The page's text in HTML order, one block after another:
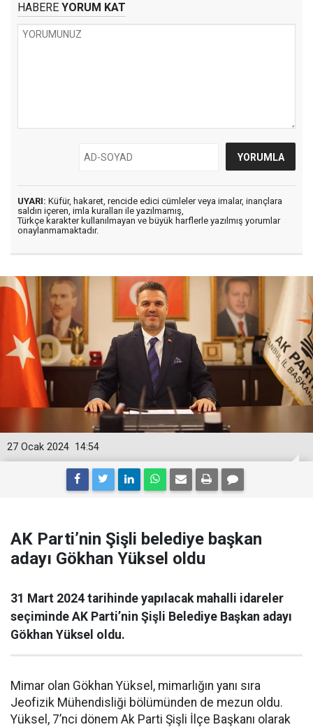
HABERE YORUM KAT
UYARI: Küfür, hakaret, rencide edici cümleler veya imalar, inançlara
saldırı içeren, imla kuralları ile yazılmamış,
Türkçe karakter kullanılmayan ve büyük harflerle yazılmış yorumlar
onaylanmamaktadır.
14:54
27 Ocak 2024
AK Parti’nin Şişli belediye başkan
adayı Gökhan Yüksel oldu
31 Mart 2024 tarihinde yapılacak mahalli idareler
seçiminde AK Parti’nin Şişli Belediye Başkan adayı
Gökhan Yüksel oldu.
Mimar olan Gökhan Yüksel, mimarlığın yanı sıra
Jeofizik Mühendisliği bölümünden de mezun oldu.
Yüksel, 7’nci dönem Ak Parti Şişli İlçe Başkanı olarak